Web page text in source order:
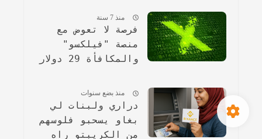
بيانية مقارنة).
منذ 7 سنة
فرصة لا تعوض مع
منصة "فيلكسو"
والمكافأة 29 دولار
منذ بضع سنوات
دراري ولبنات لي
بغاو يسحبو فلوسهم
من الكريبتو راه